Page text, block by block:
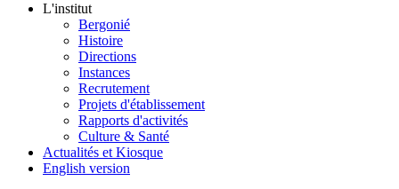
L'institut
Bergonié
Histoire
Directions
Instances
Recrutement
Projets d'établissement
Rapports d'activités
Culture & Santé
Actualités et Kiosque
English version